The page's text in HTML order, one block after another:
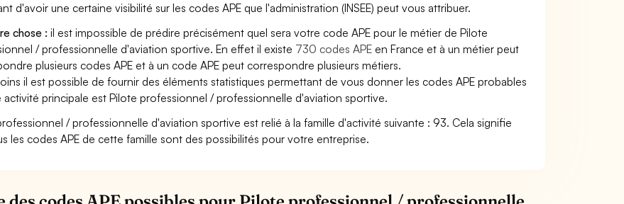
d'avoir une certaine visibilité sur les codes APE que l'administration (INSEE) peut vous attribuer.
chose : il est impossible de prédire précisément quel sera votre code APE pour le métier de Pilote
/ professionnelle d'aviation sportive. En effet il existe 730 codes APE en France et à un métier peut
plusieurs codes APE et à un code APE peut correspondre plusieurs métiers.
il est possible de fournir des éléments statistiques permettant de vous donner les codes APE probables
activité principale est Pilote professionnel / professionnelle d'aviation sportive.
/ professionnelle d'aviation sportive est relié à la famille d'activité suivante : 93. Cela signifie
les codes APE de cette famille sont des possibilités pour votre entreprise.